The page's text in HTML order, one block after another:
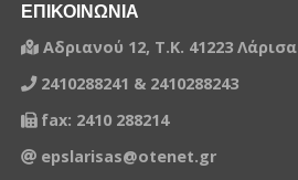
ΕΠΙΚΟΙΝΩΝΙΑ
Αδριανού 12, Τ.Κ. 41223 Λάρισα
2410288241 & 2410288243
fax: 2410 288214
epslarisas@otenet.gr